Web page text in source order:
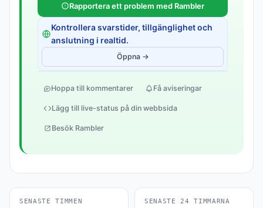
Rapportera ett problem med Rambler
Kontrollera svarstider, tillgänglighet och
anslutning i realtid.
Öppna →
Hoppa till kommentarer Få aviseringar
Lägg till live-status på din webbsida
Besök Rambler
SENASTE TIMMEN SENASTE 24 TIMMARNA